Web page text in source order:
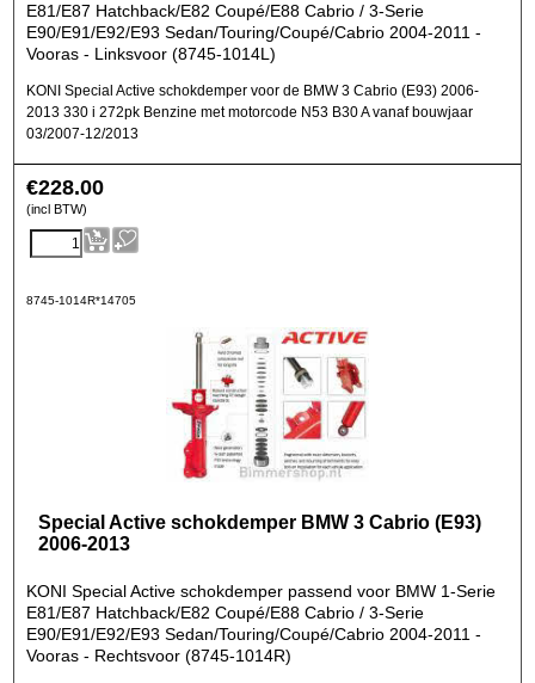
E81/E87 Hatchback/E82 Coupé/E88 Cabrio / 3-Serie
E90/E91/E92/E93 Sedan/Touring/Coupé/Cabrio 2004-2011 -
Vooras - Linksvoor (8745-1014L)
KONI Special Active schokdemper voor de BMW 3 Cabrio (E93) 2006-
2013 330 i 272pk Benzine met motorcode N53 B30 A vanaf bouwjaar
03/2007-12/2013
€228.00
(incl BTW)
8745-1014R*14705
Special Active schokdemper BMW 3 Cabrio (E93)
2006-2013
KONI Special Active schokdemper passend voor BMW 1-Serie
E81/E87 Hatchback/E82 Coupé/E88 Cabrio / 3-Serie
E90/E91/E92/E93 Sedan/Touring/Coupé/Cabrio 2004-2011 -
Vooras - Rechtsvoor (8745-1014R)